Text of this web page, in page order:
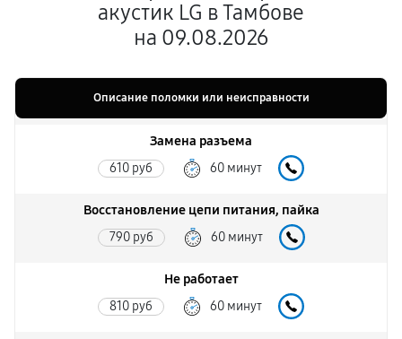
акустик LG в Тамбове
на 09.08.2026
Описание поломки или неисправности
Замена разъема
610 руб 60 минут
Восстановление цепи питания, пайка
790 руб 60 минут
Не работает
810 руб 60 минут